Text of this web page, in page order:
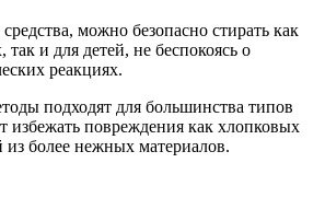
можно безопасно стирать как
и для детей, не беспокоясь о
реакциях.
подходят для большинства типов
избежать повреждения как хлопковых
из более нежных материалов.